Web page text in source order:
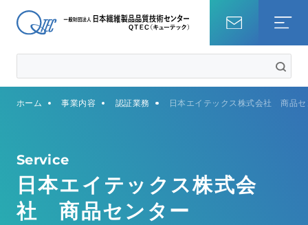
試験を調べる
知識・コラム
QTECについて
ホーム 事業内容 認証業務 日本エイテックス株式会社 商品セ
Service
日本エイテックス株式会
社 商品センター